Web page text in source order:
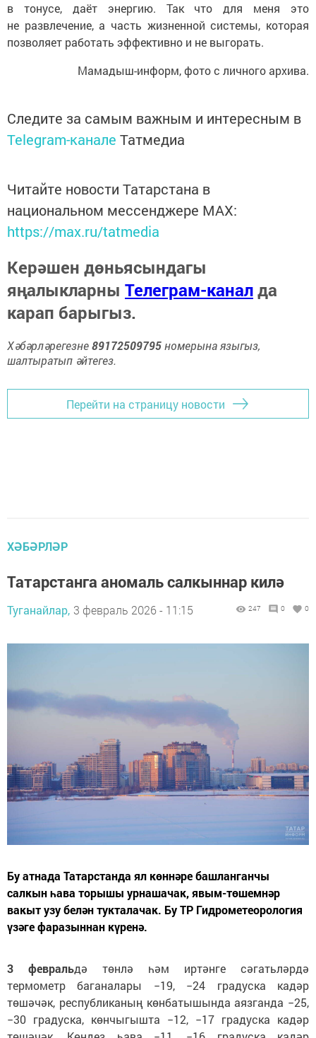
в тонусе, даёт энергию. Так что для меня это
не развлечение, а часть жизненной системы, которая
позволяет работать эффективно и не выгорать.
Мамадыш-информ, фото с личного архива.
Следите за самым важным и интересным в
Telegram-канале Татмедиа
Читайте новости Татарстана в
национальном мессенджере MАХ:
https://max.ru/tatmedia
Керәшен дөньясындагы
яңалыкларны Телеграм-каналда
карап барыгыз.
Хәбәрләрегезне89172509795номерына языгыз,
шалтыратып әйтегез.
Перейти на страницу новости
ХӘБӘРЛӘР
Татарстанга аномаль салкыннар килә
Туганайлар, 3 февраль 2026 - 11:15 247 0 0
Бу атнада Татарстанда ял көннәре башланганчы
салкын һава торышы урнашачак, явым-төшемнәр
вакыт узу белән тукталачак. Бу ТР Гидрометеорология
үзәге фаразыннан күренә.
3 февральдә төнлә һәм иртәнге сәгатьләрдә
термометр баганалары −19, −24 градуска кадәр
төшәчәк, республиканың көнбатышында аязганда −25,
−30 градуска, көнчыгышта −12, −17 градуска кадәр